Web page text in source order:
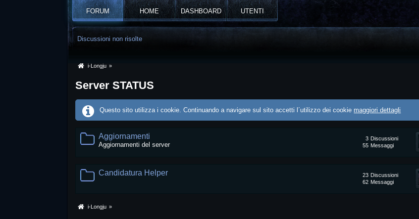
FORUM HOME DASHBOARD UTENTI
Discussioni non risolte
i-Longju »
Server STATUS
Questo sito utilizza i cookie. Continuando a navigare sul sito accetti l´utilizzo dei cookie maggiori dettagli
Aggiornamenti
Aggiornamenti del server
Discussioni
3
Messaggi
55
Candidatura Helper Discussioni
23
Messaggi
62
i-Longju »